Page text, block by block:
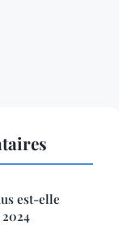
est-elle